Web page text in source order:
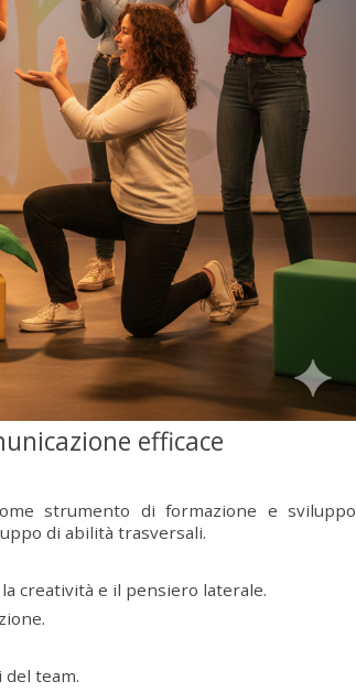
efficace
strumento di formazione e sviluppo
di abilità trasversali.
creatività e il pensiero laterale.
team.